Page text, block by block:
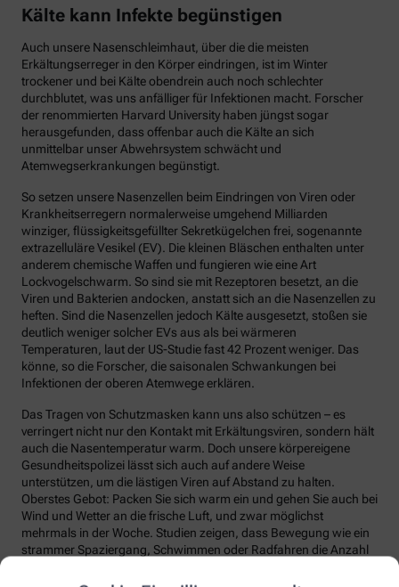
Kälte kann Infekte begünstigen
Auch unsere Nasenschleimhaut, über die die meisten
Erkältungserreger in den Körper eindringen, ist im Winter
trockener und bei Kälte obendrein auch noch schlechter
durchblutet, was uns anfälliger für Infektionen macht. Forscher
der renommierten Harvard University haben jüngst sogar
herausgefunden, dass offenbar auch die Kälte an sich
unmittelbar unser Abwehrsystem schwächt und
Atemwegserkrankungen begünstigt.
So setzen unsere Nasenzellen beim Eindringen von Viren oder
Krankheitserregern normalerweise umgehend Milliarden
winziger, flüssigkeitsgefüllter Sekretkügelchen frei, sogenannte
extrazelluläre Vesikel (EV). Die kleinen Bläschen enthalten unter
anderem chemische Waffen und fungieren wie eine Art
Lockvogelschwarm. So sind sie mit Rezeptoren besetzt, an die
Viren und Bakterien andocken, anstatt sich an die Nasenzellen zu
heften. Sind die Nasenzellen jedoch Kälte ausgesetzt, stoßen sie
deutlich weniger solcher EVs aus als bei wärmeren
Temperaturen, laut der US-Studie fast 42 Prozent weniger. Das
könne, so die Forscher, die saisonalen Schwankungen bei
Infektionen der oberen Atemwege erklären.
Das Tragen von Schutzmasken kann uns also schützen – es
verringert nicht nur den Kontakt mit Erkältungsviren, sondern hält
auch die Nasentemperatur warm. Doch unsere körpereigene
Gesundheitspolizei lässt sich auch auf andere Weise
unterstützen, um die lästigen Viren auf Abstand zu halten.
Oberstes Gebot: Packen Sie sich warm ein und gehen Sie auch bei
Wind und Wetter an die frische Luft, und zwar möglichst
mehrmals in der Woche. Studien zeigen, dass Bewegung wie ein
strammer Spaziergang, Schwimmen oder Radfahren die Anzahl
Regelmäßige Bewegung sorgt auch dafür, dass Fremdstoffe über